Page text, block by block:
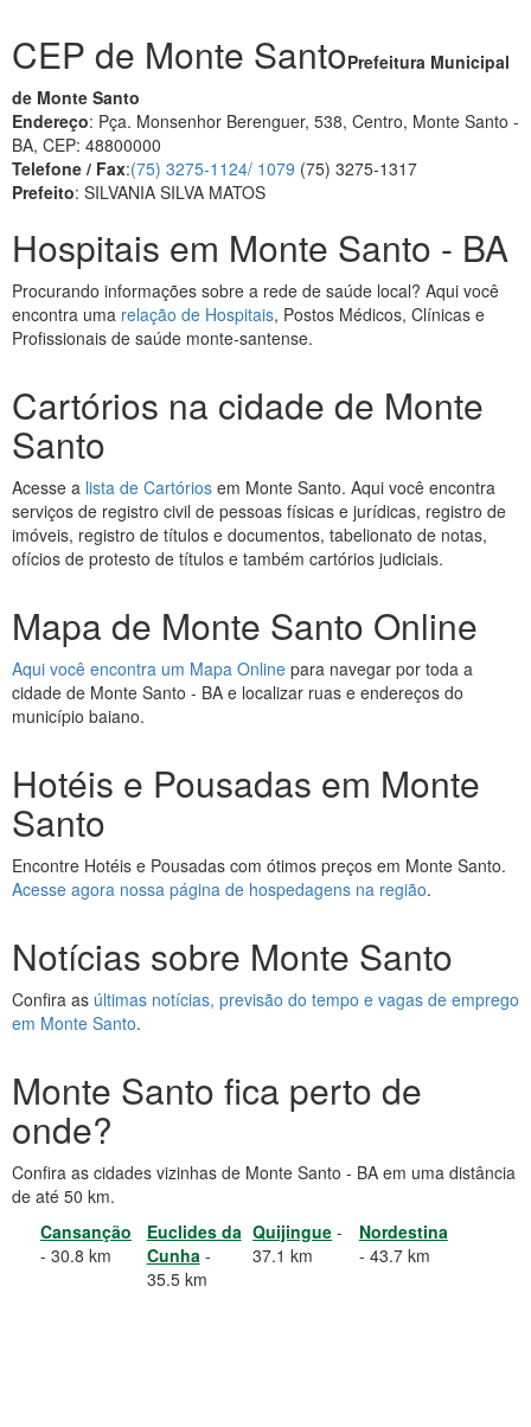
CEP de Monte SantoPrefeitura Municipal
de Monte Santo
Endereço: Pça. Monsenhor Berenguer, 538, Centro, Monte Santo -
BA, CEP: 48800000
Telefone / Fax:(75) 3275-1124/ 1079 (75) 3275-1317
Prefeito: SILVANIA SILVA MATOS
Hospitais em Monte Santo - BA
Procurando informações sobre a rede de saúde local? Aqui você
encontra uma relação de Hospitais, Postos Médicos, Clínicas e
Profissionais de saúde monte-santense.
Cartórios na cidade de Monte
Santo
Acesse a lista de Cartórios em Monte Santo. Aqui você encontra
serviços de registro civil de pessoas físicas e jurídicas, registro de
imóveis, registro de títulos e documentos, tabelionato de notas,
ofícios de protesto de títulos e também cartórios judiciais.
Mapa de Monte Santo Online
Aqui você encontra um Mapa Online para navegar por toda a
cidade de Monte Santo - BA e localizar ruas e endereços do
município baiano.
Hotéis e Pousadas em Monte
Santo
Encontre Hotéis e Pousadas com ótimos preços em Monte Santo.
Acesse agora nossa página de hospedagens na região.
Notícias sobre Monte Santo
Confira as últimas notícias, previsão do tempo e vagas de emprego
em Monte Santo.
Monte Santo fica perto de
onde?
Confira as cidades vizinhas de Monte Santo - BA em uma distância
de até 50 km.
Cansanção
- 30.8 km
Euclides da
Cunha-
35.5 km
Quijingue -
37.1 km
Nordestina
- 43.7 km